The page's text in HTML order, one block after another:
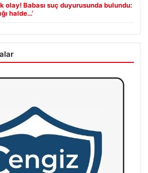
olay! Babası suç duyurusunda bulundu:
halde…’